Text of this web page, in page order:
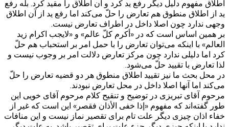
اطلاق مفهوم دلیل دیگر رفع ید کرد و آن اطلاق را مقید کرد. بله رفع
ید از اطلاق منطوق هم تعارض را حلّ‌ می‌کند اما رفع ید از آن اطلاق
وجهی ندارد چون اصلا داخل در اطراف تعارض نیست.
بر همین اساس است که در «أکرم کلّ عالم» و «لایجب اکرام زید
العالم» با اینکه می‌توان تعارض را با حمل امر بر استحباب هم حلّ
کرد اما دلیلی ندارد چون مرکز تعارض دلالت امر بر وجوب نیست و
لذا تعارض با تقیید حلّ می‌شود.
در محل بحث ما نیز تقیید اطلاق منطوق هر دو قضیه تعارض را حلّ
می‌کند اما آنها اصلا داخل در محل تعارض نبودند.
مرحوم آقای تبریزی در توضیح و تنقیح کلام مرحوم آقای خویی این
طور گفته‌اند که مفهوم «إذا خفی الأذان فقصر» این است که غیر از
خفاء اذان چیزی دیگر علت تام برای تقصیر نماز نیست و این منافات